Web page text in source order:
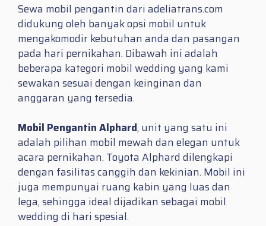
Sewa mobil pengantin dari adeliatrans.com
didukung oleh banyak opsi mobil untuk
mengakomodir kebutuhan anda dan pasangan
pada hari pernikahan. Dibawah ini adalah
beberapa kategori mobil wedding yang kami
sewakan sesuai dengan keinginan dan
anggaran yang tersedia.
Mobil Pengantin Alphard, unit yang satu ini
adalah pilihan mobil mewah dan elegan untuk
acara pernikahan. Toyota Alphard dilengkapi
dengan fasilitas canggih dan kekinian. Mobil ini
juga mempunyai ruang kabin yang luas dan
lega, sehingga ideal dijadikan sebagai mobil
wedding di hari spesial.